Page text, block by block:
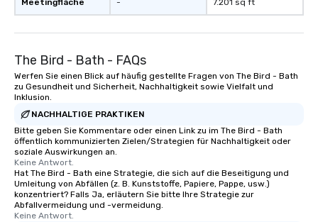
performances go beyond
motivational shows designed to build
trust, collaboration, and a sense of
wonder among teams. Led by
for his charisma, professionalism, and
style—our workshops combine tricks
with actionable insights that resonate
long after the applause. Whether
you're looking to reenergize your
team, celebrate milestones, or simply
offer something unique, Fun Corporate
Meetingfläche - 7.201 sq ft
The Bird - Bath - FAQs
Werfen Sie einen Blick auf häufig gestellte Fragen von The Bird - Bath
zu Gesundheit und Sicherheit, Nachhaltigkeit sowie Vielfalt und
Inklusion.
NACHHALTIGE PRAKTIKEN
Bitte geben Sie Kommentare oder einen Link zu im The Bird - Bath
öffentlich kommunizierten Zielen/Strategien für Nachhaltigkeit oder
soziale Auswirkungen an.
Keine Antwort.
Hat The Bird - Bath eine Strategie, die sich auf die Beseitigung und
Umleitung von Abfällen (z. B. Kunststoffe, Papiere, Pappe, usw.)
konzentriert? Falls Ja, erläutern Sie bitte Ihre Strategie zur
Abfallvermeidung und -vermeidung.
Keine Antwort.